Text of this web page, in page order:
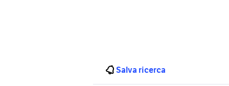
Salva ricerca